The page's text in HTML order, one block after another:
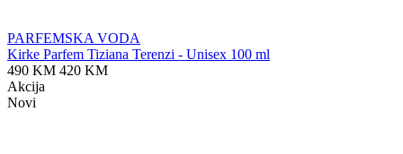
PARFEMSKA VODA
Kirke Parfem Tiziana Terenzi - Unisex 100 ml
490 KM 420 KM
Akcija
Novi